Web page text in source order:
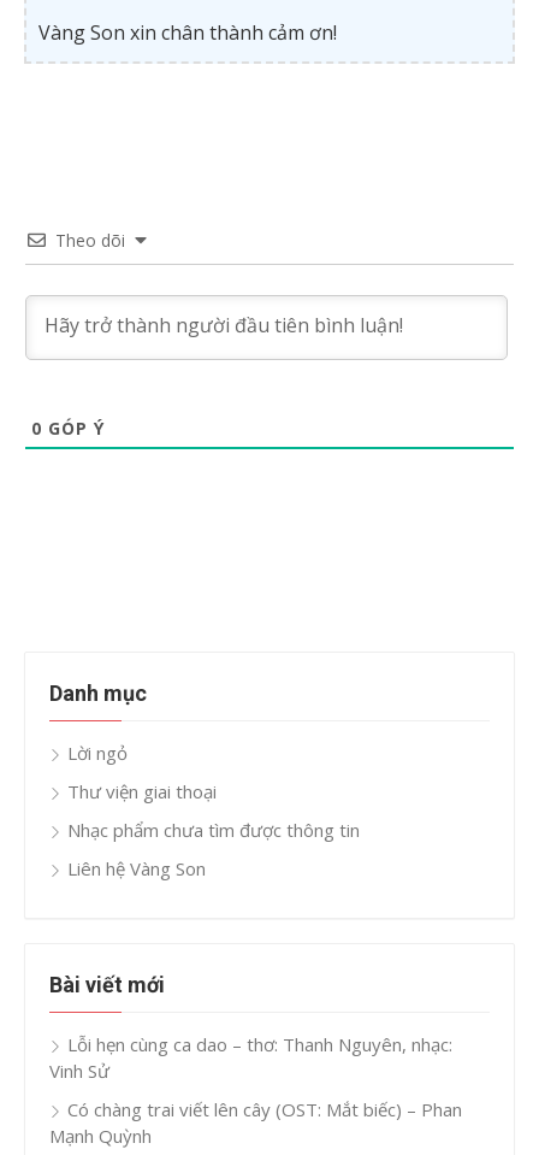
Vàng Son xin chân thành cảm ơn!
Theo dõi
0 GÓP Ý
Danh mục
Lời ngỏ
Thư viện giai thoại
Nhạc phẩm chưa tìm được thông tin
Liên hệ Vàng Son
Bài viết mới
Lỗi hẹn cùng ca dao – thơ: Thanh Nguyên, nhạc:
Vinh Sử
Có chàng trai viết lên cây (OST: Mắt biếc) – Phan
Mạnh Quỳnh